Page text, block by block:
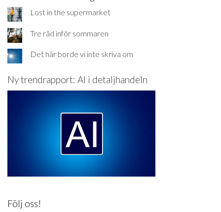
Lost in the supermarket
Tre råd inför sommaren
Det här borde vi inte skriva om
Ny trendrapport: AI i detaljhandeln
Följ oss!